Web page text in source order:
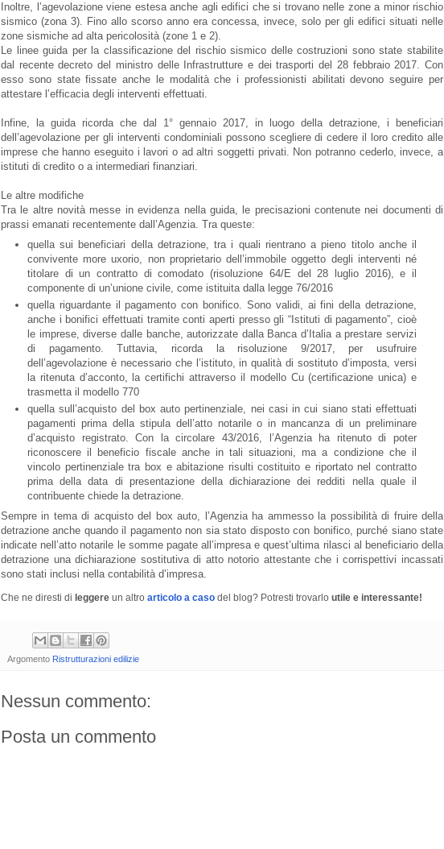
Inoltre, l’agevolazione viene estesa anche agli edifici che si trovano nelle zone a minor rischio
sismico (zona 3). Fino allo scorso anno era concessa, invece, solo per gli edifici situati nelle
zone sismiche ad alta pericolosità (zone 1 e 2).
Le linee guida per la classificazione del rischio sismico delle costruzioni sono state stabilite
dal recente decreto del ministro delle Infrastrutture e dei trasporti del 28 febbraio 2017. Con
esso sono state fissate anche le modalità che i professionisti abilitati devono seguire per
attestare l’efficacia degli interventi effettuati.
Infine, la guida ricorda che dal 1° gennaio 2017, in luogo della detrazione, i beneficiari
dell’agevolazione per gli interventi condominiali possono scegliere di cedere il loro credito alle
imprese che hanno eseguito i lavori o ad altri soggetti privati. Non potranno cederlo, invece, a
istituti di credito o a intermediari finanziari.
Le altre modifiche
Tra le altre novità messe in evidenza nella guida, le precisazioni contenute nei documenti di
prassi emanati recentemente dall’Agenzia. Tra queste:
quella sui beneficiari della detrazione, tra i quali rientrano a pieno titolo anche il
convivente more uxorio, non proprietario dell’immobile oggetto degli interventi né
titolare di un contratto di comodato (risoluzione 64/E del 28 luglio 2016), e il
componente di un’unione civile, come istituita dalla legge 76/2016
quella riguardante il pagamento con bonifico. Sono validi, ai fini della detrazione,
anche i bonifici effettuati tramite conti aperti presso gli “Istituti di pagamento”, cioè
le imprese, diverse dalle banche, autorizzate dalla Banca d’Italia a prestare servizi
di pagamento. Tuttavia, ricorda la risoluzione 9/2017, per usufruire
dell’agevolazione è necessario che l’istituto, in qualità di sostituto d’imposta, versi
la ritenuta d’acconto, la certifichi attraverso il modello Cu (certificazione unica) e
trasmetta il modello 770
quella sull’acquisto del box auto pertinenziale, nei casi in cui siano stati effettuati
pagamenti prima della stipula dell’atto notarile o in mancanza di un preliminare
d’acquisto registrato. Con la circolare 43/2016, l’Agenzia ha ritenuto di poter
riconoscere il beneficio fiscale anche in tali situazioni, ma a condizione che il
vincolo pertinenziale tra box e abitazione risulti costituito e riportato nel contratto
prima della data di presentazione della dichiarazione dei redditi nella quale il
contribuente chiede la detrazione.
Sempre in tema di acquisto del box auto, l’Agenzia ha ammesso la possibilità di fruire della
detrazione anche quando il pagamento non sia stato disposto con bonifico, purché siano state
indicate nell’atto notarile le somme pagate all’impresa e quest’ultima rilasci al beneficiario della
detrazione una dichiarazione sostitutiva di atto notorio attestante che i corrispettivi incassati
sono stati inclusi nella contabilità d’impresa.
Che ne diresti di leggere un altro articolo a caso del blog? Potresti trovarlo utile e interessante!
Argomento Ristrutturazioni edilizie
Nessun commento:
Posta un commento